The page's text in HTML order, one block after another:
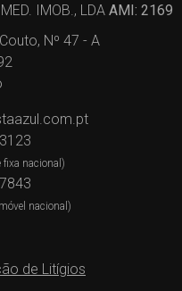
IMOB., LDA AMI: 2169
Nº 47 - A
fixa nacional)
nacional)
de Litígios